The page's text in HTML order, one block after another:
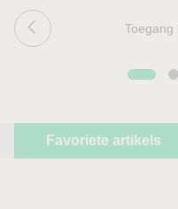
Toegang
Favoriete artikels